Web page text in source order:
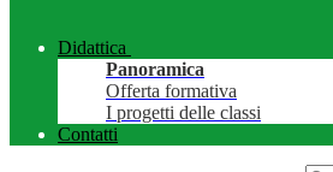
Didattica
Panoramica
Offerta formativa
I progetti delle classi
Contatti